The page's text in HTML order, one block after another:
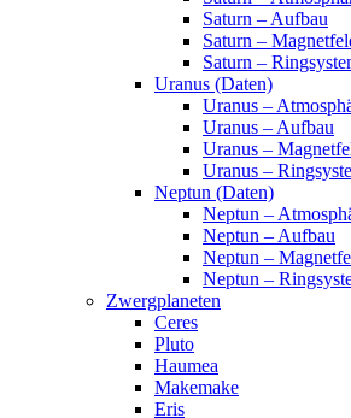
Saturn – Aufbau
Saturn –
Saturn –
Uranus (Daten)
Uranus –
Uranus – Aufbau
Uranus –
Uranus –
Neptun (Daten)
Neptun –
Neptun – Aufbau
Neptun –
Neptun –
Zwergplaneten
Ceres
Pluto
Haumea
Makemake
Eris